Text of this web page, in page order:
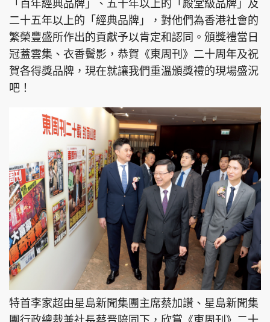
「百年經典品牌」、五十年以上的「殿堂級品牌」及
二十五年以上的「經典品牌」，對他們為香港社會的
繁榮豐盛所作出的貢獻予以肯定和認同。頒獎禮當日
冠蓋雲集、衣香鬢影，恭賀《東周刊》二十周年及祝
賀各得獎品牌，現在就讓我們重溫頒獎禮的現場盛況
吧！
特首李家超由星島新聞集團主席蔡加讚、星島新聞集